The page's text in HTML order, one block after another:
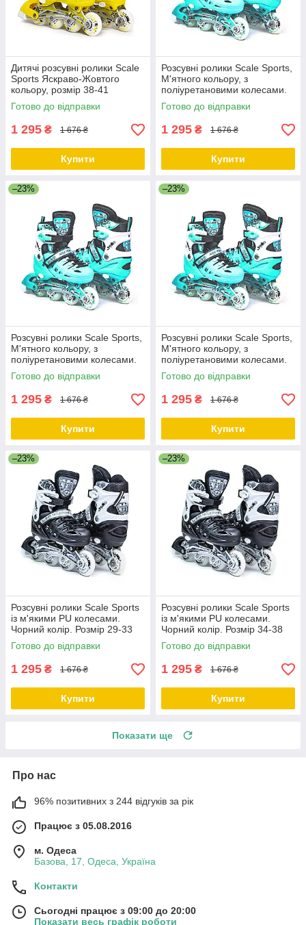
Дитячі розсувні ролики Scale
Sports Яскраво-Жовтого
кольору, розмір 38-41
Готово до відправки
1 295 ₴ 1 676 ₴
Купити
Розсувні ролики Scale Sports,
М'ятного кольору, з
поліуретановими колесами.
Розмір 29-33
Готово до відправки
1 295 ₴ 1 676 ₴
Купити
–23%
Розсувні ролики Scale Sports,
М'ятного кольору, з
поліуретановими колесами.
Розмір 34-38
Готово до відправки
1 295 ₴ 1 676 ₴
Купити
–23%
Розсувні ролики Scale Sports,
М'ятного кольору, з
поліуретановими колесами.
Розмір 38-41
Готово до відправки
1 295 ₴ 1 676 ₴
Купити
–23%
Розсувні ролики Scale Sports
із м'якими PU колесами.
Чорний колір. Розмір 29-33
Готово до відправки
1 295 ₴ 1 676 ₴
Купити
–23%
Розсувні ролики Scale Sports
із м'якими PU колесами.
Чорний колір. Розмір 34-38
Готово до відправки
1 295 ₴ 1 676 ₴
Купити
Показати ще
Про нас
96% позитивних з 244 відгуків за рік
Працює з 05.08.2016
м. Одеса
Базова, 17, Одеса, Україна
Контакти
Сьогодні працює з 09:00 до 20:00
Показати весь графік роботи